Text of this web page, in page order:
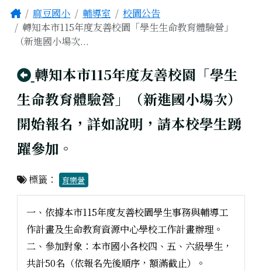
主內容區域
Home麻豆國小 輔導室
校園公告
轉知本市115年度友善校園「學生生命教育體驗營」
（新進國小場次...
回上頁
轉知本市115年度友善校園「學生
生命教育體驗營」（新進國小場次）
開始報名，詳如說明，請本校學生踴
躍參加。
標籤： 育樂營
一、依據本市115年度友善校園學生事務與輔導工
作計畫及生命教育資源中心學校工作計畫辦理。
二、參加對象：本市國小各校四、五、六級學生，
共計50名（依報名先後順序，額滿截止）。
頁尾區域